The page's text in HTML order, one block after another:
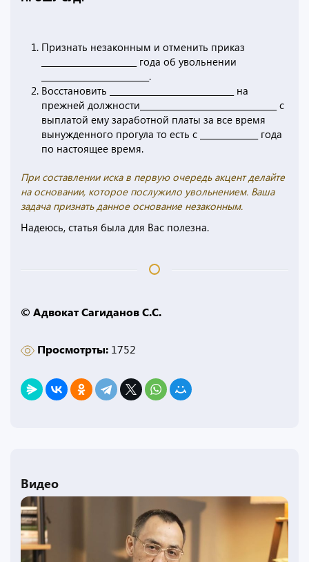
Признать незаконным и отменить приказ
_______________________ года об увольнении
__________________________.
Восстановить ______________________________ на
прежней должности_________________________________ с
выплатой ему заработной платы за все время
вынужденного прогула то есть с ______________ года
по настоящее время.
При составлении иска в первую очередь акцент делайте
на основании, которое послужило увольнением. Ваша
задача признать данное основание незаконным.
Надеюсь, статья была для Вас полезна.
© Адвокат Сагиданов С.С.
Просмотрты: 1752
Видео